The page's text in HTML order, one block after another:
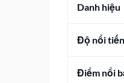
Danh hiệu
Độ nổi
Điểm nổi